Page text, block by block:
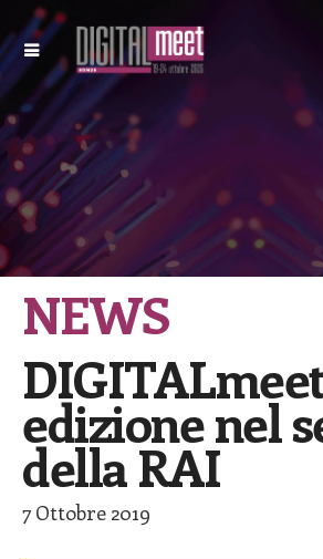
NEWS
edizione nel
della RAI
7 Ottobre 2019